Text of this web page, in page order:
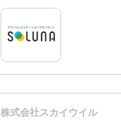
株式会社スカイウイル